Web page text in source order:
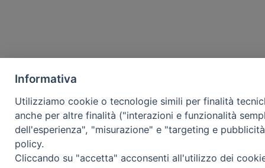
Informativa
Utilizziamo cookie o tecnologie simili per finalità
anche per altre finalità ("interazioni e funzionalità
dell'esperienza", "misurazione" e "targeting e
policy.
Cliccando su "accetta" acconsenti all'utilizzo dei